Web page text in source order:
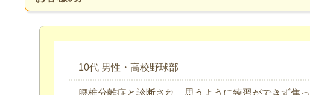
10代 男性・高校野球部
腰椎分離症と診断され、思うように練習ができず焦